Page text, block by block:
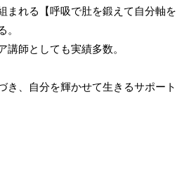
まれる【呼吸で肚を鍛えて自分軸を
。
講師としても実績多数。
き、自分を輝かせて生きるサポート